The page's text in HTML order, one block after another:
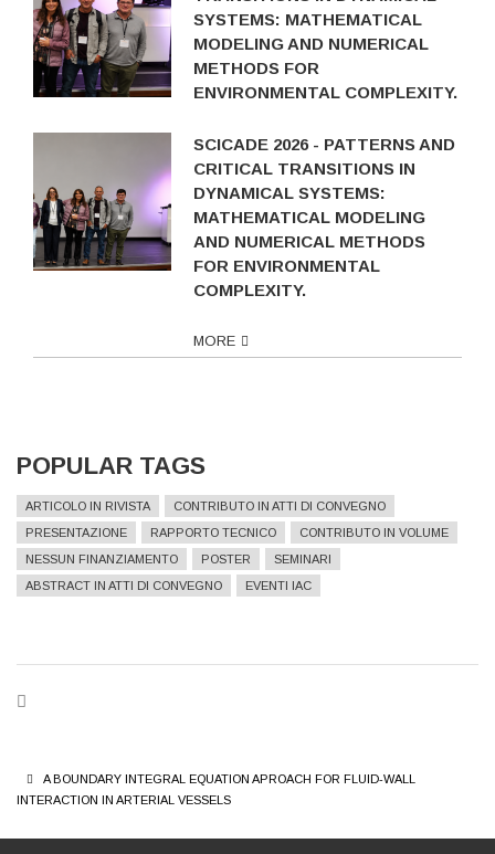
SYSTEMS: MATHEMATICAL
MODELING AND NUMERICAL
METHODS FOR
ENVIRONMENTAL COMPLEXITY.
SCICADE 2026 - PATTERNS AND
CRITICAL TRANSITIONS IN
DYNAMICAL SYSTEMS:
MATHEMATICAL MODELING
AND NUMERICAL METHODS
FOR ENVIRONMENTAL
COMPLEXITY.
MORE
POPULAR TAGS
ARTICOLO IN RIVISTA
CONTRIBUTO IN ATTI DI CONVEGNO
PRESENTAZIONE
RAPPORTO TECNICO
CONTRIBUTO IN VOLUME
NESSUN FINANZIAMENTO
POSTER
SEMINARI
ABSTRACT IN ATTI DI CONVEGNO
EVENTI IAC
BREADCRUMB
A BOUNDARY INTEGRAL EQUATION APROACH FOR FLUID-WALL
INTERACTION IN ARTERIAL VESSELS